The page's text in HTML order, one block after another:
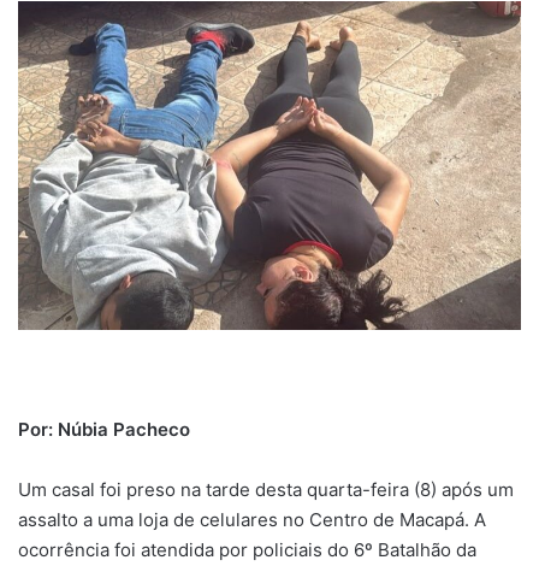
Por: Núbia Pacheco
Um casal foi preso na tarde desta quarta-feira (8) após um
assalto a uma loja de celulares no Centro de Macapá. A
ocorrência foi atendida por policiais do 6º Batalhão da